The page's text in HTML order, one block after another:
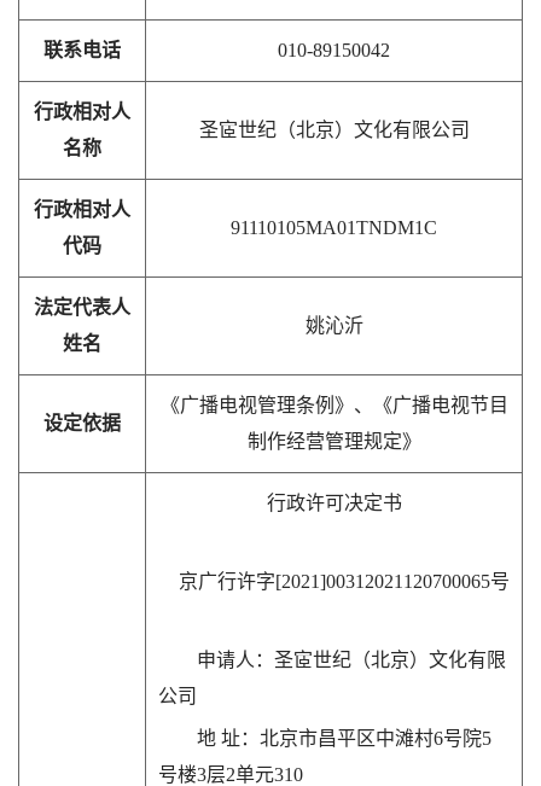
联系电话 010-89150042
行政相对人
名称
圣宧世纪（北京）文化有限公司
行政相对人
代码
91110105MA01TNDM1C
法定代表人
姓名
姚沁沂
设定依据
《广播电视管理条例》、《广播电视节目
制作经营管理规定》
行政许可决定书
京广行许字[2021]00312021120700065号
申请人：圣宧世纪（北京）文化有限
公司
地 址：北京市昌平区中滩村6号院5
号楼3层2单元310